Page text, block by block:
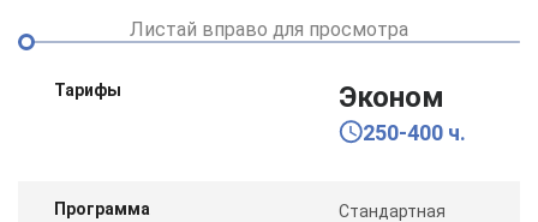
Листай вправо для просмотра
Тарифы Эконом
250-400 ч.
Программа
Стандартная